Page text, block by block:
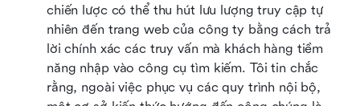
chiến lược có thể thu hút lưu lượng truy cập tự
nhiên đến trang web của công ty bằng cách trả
lời chính xác các truy vấn mà khách hàng tiềm
năng nhập vào công cụ tìm kiếm. Tôi tin chắc
rằng, ngoài việc phục vụ các quy trình nội bộ,